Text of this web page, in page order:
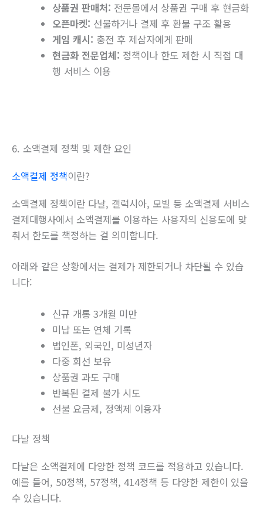
상품권 판매처: 전문몰에서 상품권 구매 후 현금화
오픈마켓: 선물하거나 결제 후 환불 구조 활용
게임 캐시: 충전 후 제삼자에게 판매
현금화 전문업체: 정책이나 한도 제한 시 직접 대
행 서비스 이용
6. 소액결제 정책 및 제한 요인
소액결제 정책이란?
소액결제 정책이란 다날, 갤럭시아, 모빌 등 소액결제 서비스
결제대행사에서 소액결제를 이용하는 사용자의 신용도에 맞
춰서 한도를 책정하는 걸 의미합니다.
아래와 같은 상황에서는 결제가 제한되거나 차단될 수 있습
니다:
신규 개통 3개월 미만
미납 또는 연체 기록
법인폰, 외국인, 미성년자
다중 회선 보유
상품권 과도 구매
반복된 결제 불가 시도
선불 요금제, 정액제 이용자
다날 정책
다날은 소액결제에 다양한 정책 코드를 적용하고 있습니다.
예를 들어, 50정책, 57정책, 414정책 등 다양한 제한이 있을
수 있습니다.